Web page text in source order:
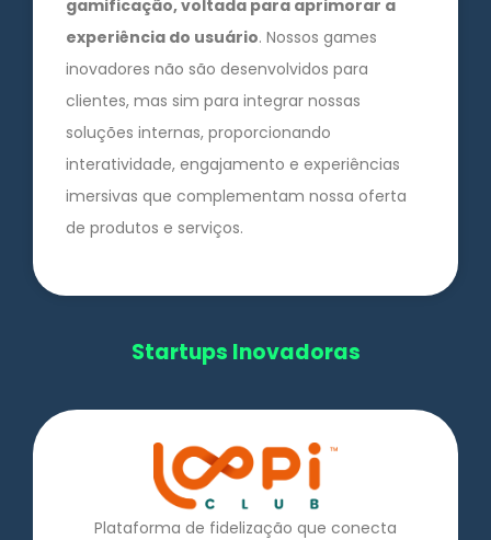
gamificação, voltada para aprimorar a
experiência do usuário. Nossos games
inovadores não são desenvolvidos para
clientes, mas sim para integrar nossas
soluções internas, proporcionando
interatividade, engajamento e experiências
imersivas que complementam nossa oferta
de produtos e serviços.
Startups Inovadoras
Plataforma de fidelização que conecta